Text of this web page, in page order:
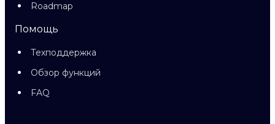
Roadmap
Помощь
Техподдержка
Обзор функций
FAQ